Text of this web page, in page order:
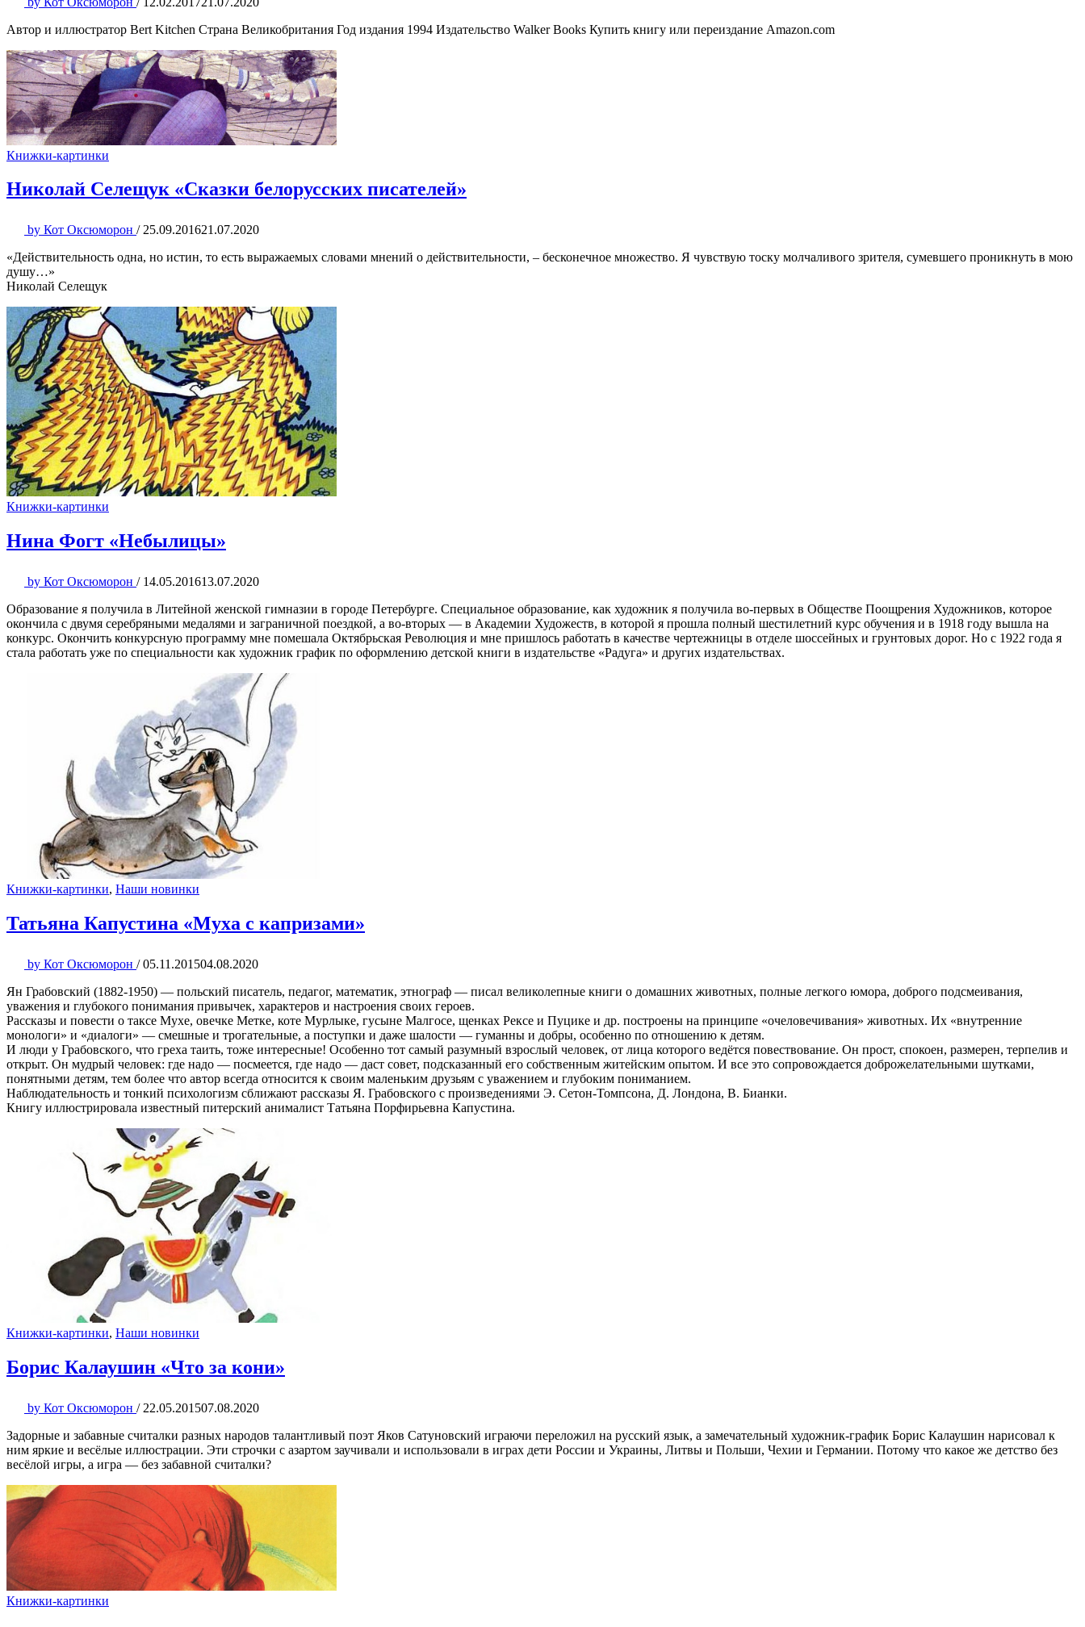
Автор и иллюстратор Bert Kitchen Страна Великобритания Год издания 1994 Издательство Walker Books Купить книгу или переиздание Amazon.com
Книжки-картинки
Николай Селещук «Сказки белорусских писателей»
by Кот Оксюморон / 25.09.201621.07.2020
«Действительность одна, но истин, то есть выражаемых словами мнений о действительности, – бесконечное множество. Я чувствую тоску молчаливого зрителя, сумевшего проникнуть в мою
душу…»
Николай Селещук
Книжки-картинки
Нина Фогт «Небылицы»
by Кот Оксюморон / 14.05.201613.07.2020
Образование я получила в Литейной женской гимназии в городе Петербурге. Специальное образование, как художник я получила во-первых в Обществе Поощрения Художников, которое
окончила с двумя серебряными медалями и заграничной поездкой, а во-вторых — в Академии Художеств, в которой я прошла полный шестилетний курс обучения и в 1918 году вышла на
конкурс. Окончить конкурсную программу мне помешала Октябрьская Революция и мне пришлось работать в качестве чертежницы в отделе шоссейных и грунтовых дорог. Но с 1922 года я
стала работать уже по специальности как художник график по оформлению детской книги в издательстве «Радуга» и других издательствах.
Книжки-картинки, Наши новинки
Татьяна Капустина «Муха с капризами»
by Кот Оксюморон / 05.11.201504.08.2020
Ян Грабовский (1882-1950) — польский писатель, педагог, математик, этнограф — писал великолепные книги о домашних животных, полные легкого юмора, доброго подсмеивания,
уважения и глубокого понимания привычек, характеров и настроения своих героев.
Рассказы и повести о таксе Мухе, овечке Метке, коте Мурлыке, гусыне Малгосе, щенках Рексе и Пуцике и др. построены на принципе «очеловечивания» животных. Их «внутренние
монологи» и «диалоги» — смешные и трогательные, а поступки и даже шалости — гуманны и добры, особенно по отношению к детям.
И люди у Грабовского, что греха таить, тоже интересные! Особенно тот самый разумный взрослый человек, от лица которого ведётся повествование. Он прост, спокоен, размерен, терпелив и
открыт. Он мудрый человек: где надо — посмеется, где надо — даст совет, подсказанный его собственным житейским опытом. И все это сопровождается доброжелательными шутками,
понятными детям, тем более что автор всегда относится к своим маленьким друзьям с уважением и глубоким пониманием.
Наблюдательность и тонкий психологизм сближают рассказы Я. Грабовского с произведениями Э. Сетон-Томпсона, Д. Лондона, В. Бианки.
Книгу иллюстрировала известный питерский анималист Татьяна Порфирьевна Капустина.
Книжки-картинки, Наши новинки
Борис Калаушин «Что за кони»
by Кот Оксюморон / 22.05.201507.08.2020
Задорные и забавные считалки разных народов талантливый поэт Яков Сатуновский играючи переложил на русский язык, а замечательный художник-график Борис Калаушин нарисовал к
ним яркие и весёлые иллюстрации. Эти строчки с азартом заучивали и использовали в играх дети России и Украины, Литвы и Польши, Чехии и Германии. Потому что какое же детство без
весёлой игры, а игра — без забавной считалки?
Книжки-картинки